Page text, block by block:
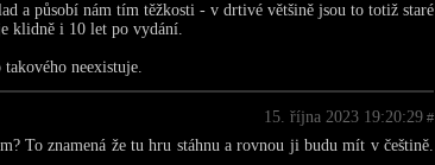
a působí nám tím těžkosti - v drtivé většině jsou to totiž staré
klidně i 10 let po vydání.
neexistuje.
15. října 2023 19:20:29 #
To znamená že tu hru stáhnu a rovnou ji budu mít v češtině.